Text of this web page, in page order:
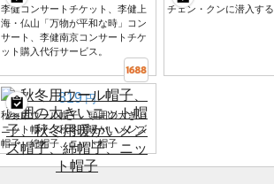
李健コンサートチケット、李健上
海・仏山「万物が平和な時」コン
サート、李健南京コンサートチケ
ット購入代行サービス。
チェン・クンに潜入する
819 円
秋冬用ウール帽子、頭囲の大きい
ニット帽子、秋冬用暖かいメンズ
帽子、綿帽子、ニット帽子